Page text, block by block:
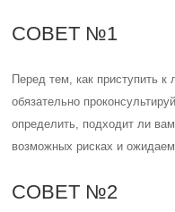
СОВЕТ №1
Перед тем, как приступить
обязательно
определить, подходит ли
возможных рисках и
СОВЕТ №2